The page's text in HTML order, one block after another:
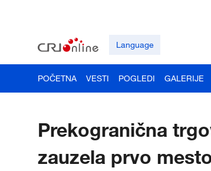
Language
POČETNA VESTI POGLEDI GALERIJE
Prekogranična
zauzela prvo